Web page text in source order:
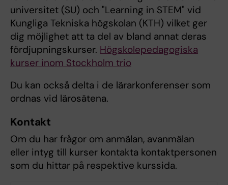
universitet (SU) och "Learning in STEM" vid
Kungliga Tekniska högskolan (KTH) vilket ger
dig möjlighet att ta del av bland annat deras
fördjupningskurser. Högskolepedagogiska
kurser inom Stockholm trio
Du kan också delta i de lärarkonferenser som
ordnas vid lärosätena.
Kontakt
Om du har frågor om anmälan, avanmälan
eller intyg till kurser kontakta kontaktpersonen
som du hittar på respektive kurssida.